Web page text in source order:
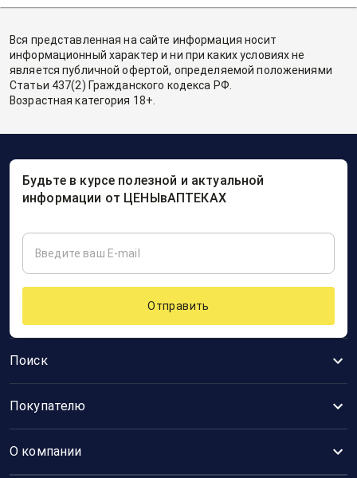
Вся представленная на сайте информация носит
информационный характер и ни при каких условиях не
является публичной офертой, определяемой положениями
Статьи 437(2) Гражданского кодекса РФ.
Возрастная категория 18+.
Поиск
Покупателю
О компании
Будьте в курсе полезной и актуальной
информации от ЦЕНЫвАПТЕКАХ
Отправить